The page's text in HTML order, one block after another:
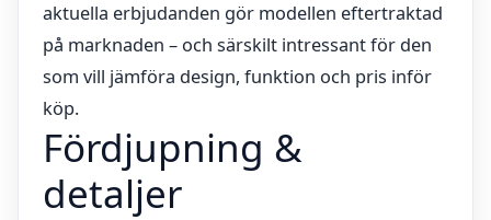
aktuella erbjudanden gör modellen eftertraktad
på marknaden – och särskilt intressant för den
som vill jämföra design, funktion och pris inför
köp.
Fördjupning &
detaljer